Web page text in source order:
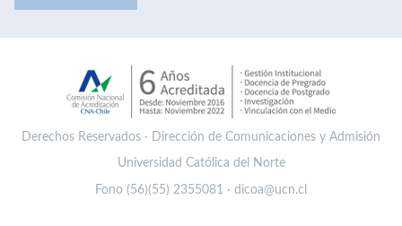
Derechos Reservados · Dirección de Comunicaciones y Admisión
Universidad Católica del Norte
Fono (56)(55) 2355081 · dicoa@ucn.cl